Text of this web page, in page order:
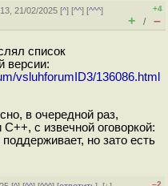
21/02/2025 [^] [^^] [^^^]
+4
+ / –
список
версии:
vsluhforumID3/136086.html
в очередной раз,
с извечной оговоркой:
но зато есть
–2